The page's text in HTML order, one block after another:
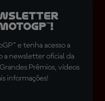
e tenha acesso a
a newsletter oficial da
Prêmios, vídeos
informações!